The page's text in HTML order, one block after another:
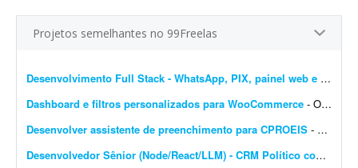
Projetos semelhantes no 99Freelas
Desenvolvimento Full Stack - WhatsApp, PIX, painel web e automação
Dashboard e filtros personalizados para WooCommerce - Olá pessoal, Preciso transformar o dashboard padrão do WooCommerce em um painel diferenciado para clientes e vendedores; procuro solução via plugin ou via código...
Desenvolver assistente de preenchimento para CPROEIS - Buscamos um desenvolvedor experiente para criar uma solução de automação assistida para o processo de preenchimento de dados no sistema CPROEIS. O objetivo principal &ea...
Desenvolvedor Sênior (Node/React/LLM) - CRM Político com IA e WhatsApp